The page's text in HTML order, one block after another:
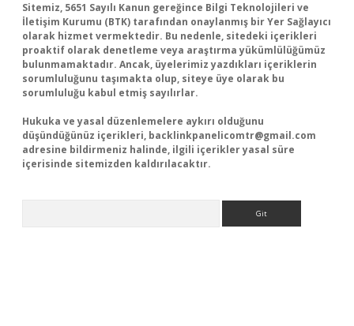
Sitemiz, 5651 Sayılı Kanun gereğince Bilgi Teknolojileri ve
İletişim Kurumu (BTK) tarafından onaylanmış bir Yer Sağlayıcı
olarak hizmet vermektedir. Bu nedenle, sitedeki içerikleri
proaktif olarak denetleme veya araştırma yükümlülüğümüz
bulunmamaktadır. Ancak, üyelerimiz yazdıkları içeriklerin
sorumluluğunu taşımakta olup, siteye üye olarak bu
sorumluluğu kabul etmiş sayılırlar.
Hukuka ve yasal düzenlemelere aykırı olduğunu
düşündüğünüz içerikleri, backlinkpanelicomtr@gmail.com
adresine bildirmeniz halinde, ilgili içerikler yasal süre
içerisinde sitemizden kaldırılacaktır.